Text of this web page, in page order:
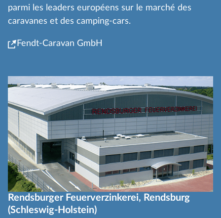
parmi les leaders européens sur le marché des
caravanes et des camping-cars.
Fendt-Caravan GmbH
Rendsburger Feuerverzinkerei, Rendsburg
(Schleswig-Holstein)